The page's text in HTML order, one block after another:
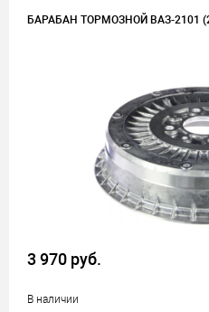
БАРАБАН ТОРМОЗНОЙ ВАЗ-2101
3 970 руб.
В наличии